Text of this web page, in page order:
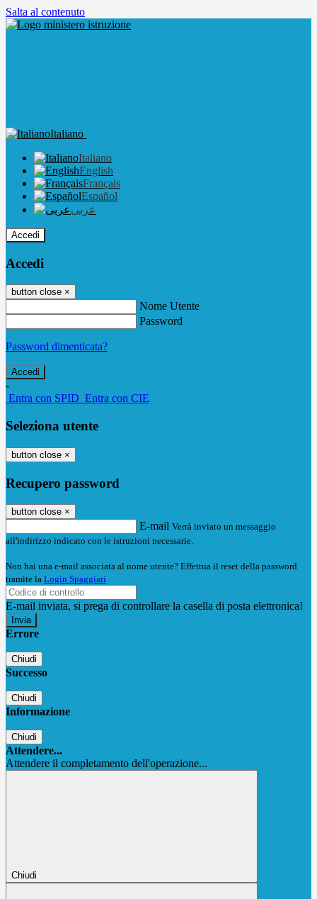
Salta al contenuto
Italiano
Italiano
English
Français
Español
عربى
Accedi
Accedi
button close ×
Nome Utente
Password
Password dimenticata?
-
Entra con SPID Entra con CIE
Seleziona utente
button close ×
Recupero password
button close ×
E-mail Verrà inviato un messaggio
all'indirizzo indicato con le istruzioni necessarie.
Non hai una e-mail associata al nome utente? Effettua il reset della password
tramite la Login Spaggiari
E-mail inviata, si prega di controllare la casella di posta elettronica!
Errore
Chiudi
Successo
Chiudi
Informazione
Chiudi
Attendere...
Attendere il completamento dell'operazione...
Chiudi